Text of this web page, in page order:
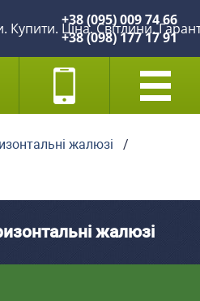
+38 (095) 009 74 66
+38 (098) 177 17 91
жалюзі
/
жалюзі